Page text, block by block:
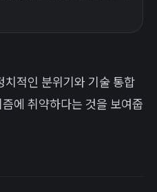
치적인 분위기와 기술 통합
에 취약하다는 것을 보여줍